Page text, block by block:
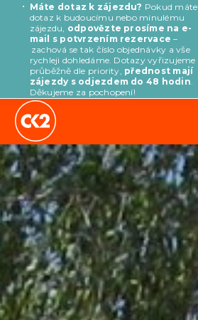
Máte dotaz k zájezdu? Pokud máte
dotaz k budoucímu nebo minulému
zájezdu, odpovězte prosíme na e-
mail s potvrzením rezervace –
zachová se tak číslo objednávky a vše
rychleji dohledáme. Dotazy vyřizujeme
průběžně dle priority, přednost mají
zájezdy s odjezdem do 48 hodin
Děkujeme za pochopení!